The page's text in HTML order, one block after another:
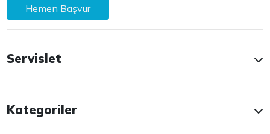
Hemen Başvur
Servislet
Kategoriler